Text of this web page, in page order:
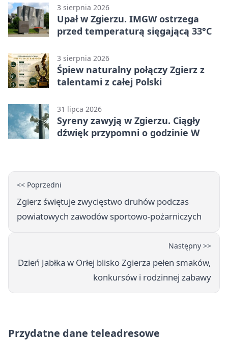
3 sierpnia 2026
Upał w Zgierzu. IMGW ostrzega
przed temperaturą sięgającą 33°C
3 sierpnia 2026
Śpiew naturalny połączy Zgierz z
talentami z całej Polski
31 lipca 2026
Syreny zawyją w Zgierzu. Ciągły
dźwięk przypomni o godzinie W
<< Poprzedni
Zgierz świętuje zwycięstwo druhów podczas
powiatowych zawodów sportowo-pożarniczych
Następny >>
Dzień Jabłka w Orłej blisko Zgierza pełen smaków,
konkursów i rodzinnej zabawy
Przydatne dane teleadresowe